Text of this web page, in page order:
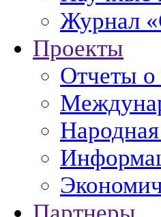
Журнал
Проекты
Отчеты о